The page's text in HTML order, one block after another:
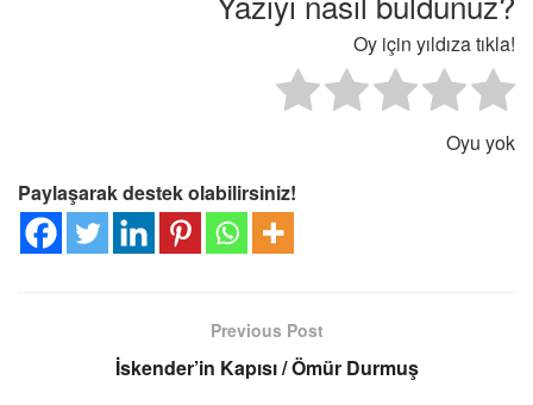
Oy için yıldıza tıkla!
Oyu yok
Paylaşarak destek olabilirsiniz!
Previous Post
İskender’in Kapısı / Ömür Durmuş